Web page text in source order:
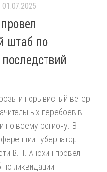
01.07.2025
штаб по
и порывистый ветер
перебоев в
по всему региону. В
губернатор
В.Н. Анохин провёл
ликвидации